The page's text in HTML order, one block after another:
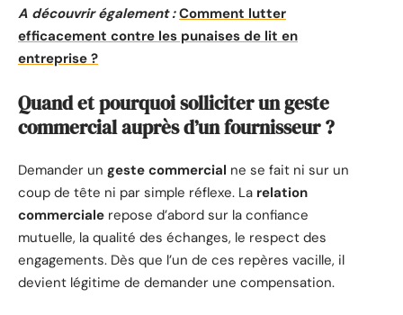
A découvrir également : Comment lutter
efficacement contre les punaises de lit en
entreprise ?
Quand et pourquoi solliciter un geste
commercial auprès d’un fournisseur ?
Demander un geste commercial ne se fait ni sur un
coup de tête ni par simple réflexe. La relation
commerciale repose d’abord sur la confiance
mutuelle, la qualité des échanges, le respect des
engagements. Dès que l’un de ces repères vacille, il
devient légitime de demander une compensation.